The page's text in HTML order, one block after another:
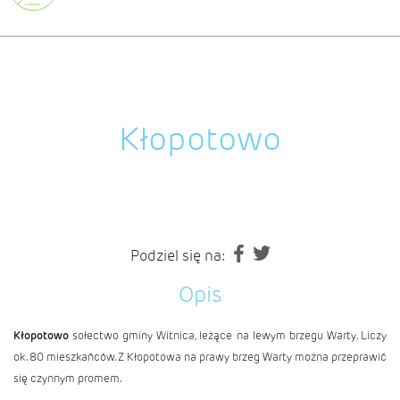
Kłopotowo
Podziel się na:
Opis
Kłopotowo sołectwo gminy Witnica, leżące na lewym brzegu Warty. Liczy
ok. 80 mieszkańców. Z Kłopotowa na prawy brzeg Warty można przeprawić
się czynnym promem.